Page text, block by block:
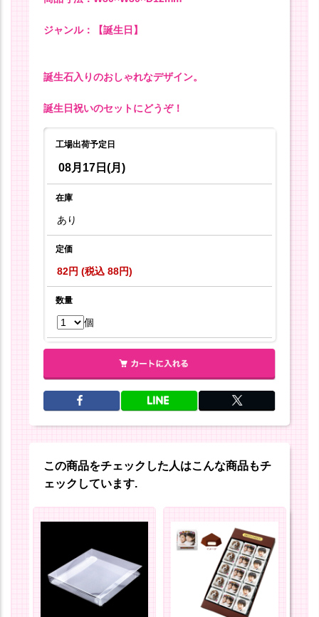
ジャンル：【誕生日】
誕生石入りのおしゃれなデザイン。
誕生日祝いのセットにどうぞ！
工場出荷予定日
08月17日(月)
在庫
あり
定価
82円 (税込 88円)
数量
個
この商品をチェックした人はこんな商品もチ
ェックしています.